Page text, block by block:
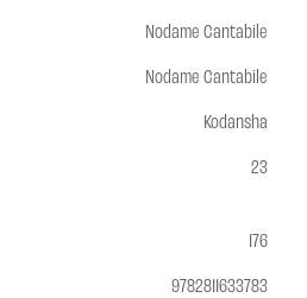
Nodame Cantabile
Nodame Cantabile
Kodansha
23
176
9782811633783